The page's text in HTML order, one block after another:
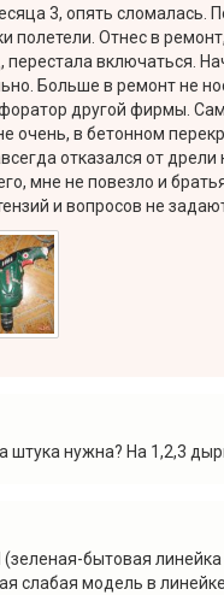
3, опять сломалась.
полетели. Отнес в
включаться.
Больше в ремонт не
другой фирмы.
очень, в бетонном
отказался от
мне не повезло и
и вопросов не
штука нужна? На 1,2,3
бытовая
слабая модель в